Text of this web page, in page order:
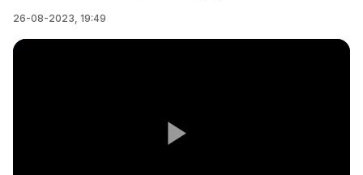
26-08-2023, 19:49